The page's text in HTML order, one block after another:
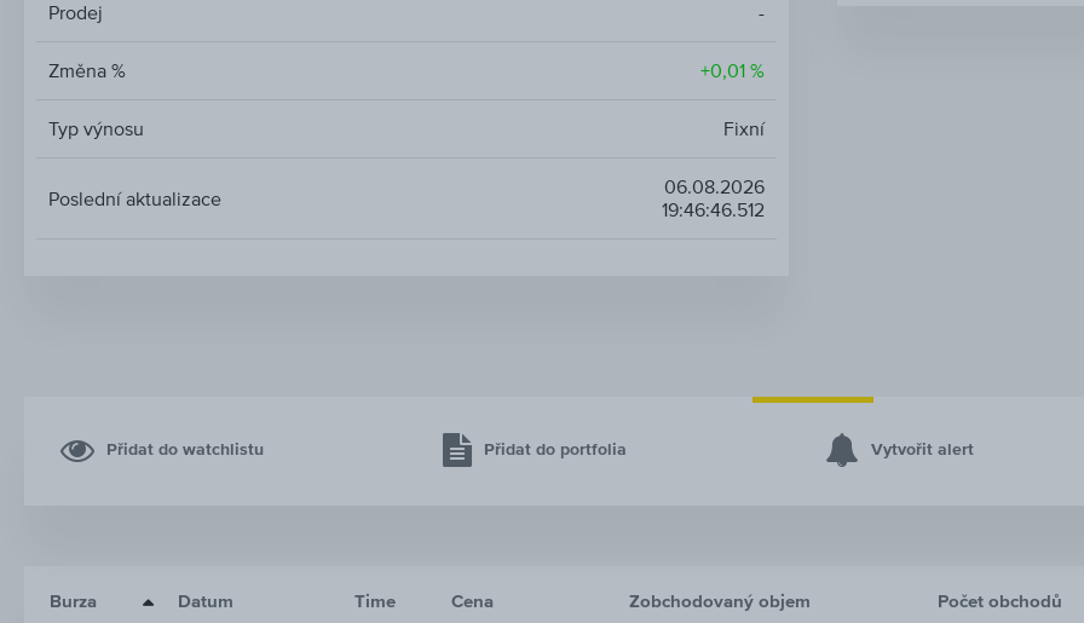
Prodej -
Změna % +0,01 %
Typ výnosu Fixní
Poslední aktualizace
06.08.2026
19:46:46.512
Přidat do watchlistu Přidat do portfolia Vytvořit alert
Burza Datum Time Cena Zobchodovaný objem Počet obchodů